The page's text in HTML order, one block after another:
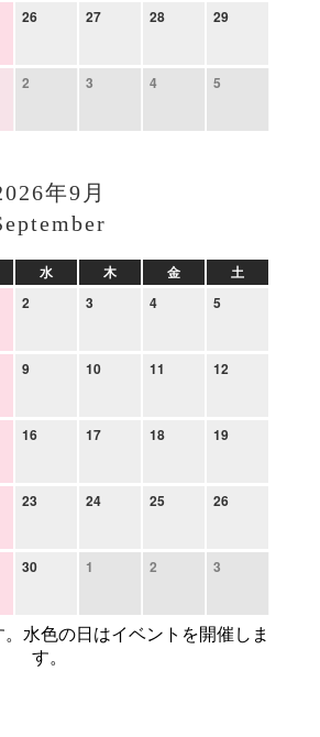
26 27 28 29
2 3 4 5
年9月
水 木 金
土
2 3 4 5
9 10 11 12
16 17 18 19
23 24 25 26
30 1 2 3
水色の日はイベントを開催しま
す。